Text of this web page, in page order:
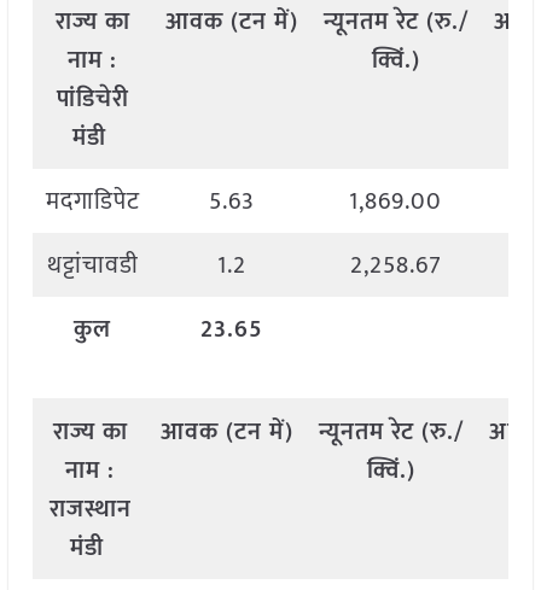
राज्यका
नाम :
पांडिचेरी
मंडी
आवक (टनमें) न्यूनतमरेट (रु./
क्विं.)
मदगाडिपेट 5.63 1,869.00
थट्टांचावडी
1.2 2,258.67
कुल
23.65
राज्यका
नाम :
राजस्थान
मंडी
आवक (टनमें) न्यूनतमरेट (रु./
क्विं.)